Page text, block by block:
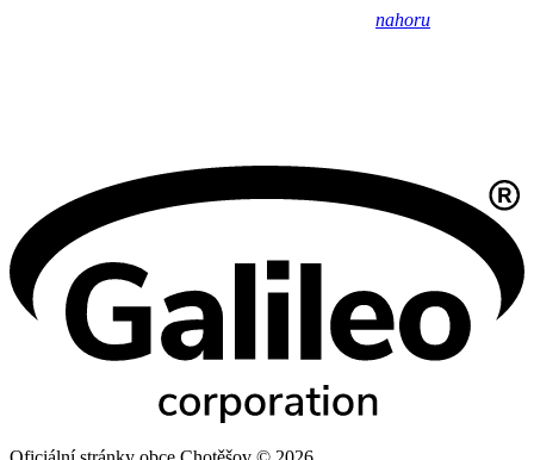
nahoru